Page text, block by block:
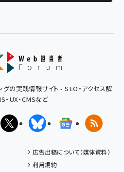
の実践情報サイト - SEO・アクセス解
・UX・CMSなど
X(エックス)BlueskyGoogleニュ
RSS
広告出稿について（媒体資料）
利用規約